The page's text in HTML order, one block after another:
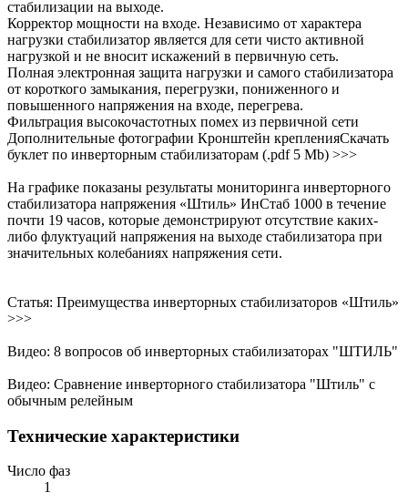
стабилизации на выходе.
Корректор мощности на входе. Независимо от характера
нагрузки стабилизатор является для сети чисто активной
нагрузкой и не вносит искажений в первичную сеть.
Полная электронная защита нагрузки и самого стабилизатора
от короткого замыкания, перегрузки, пониженного и
повышенного напряжения на входе, перегрева.
Фильтрация высокочастотных помех из первичной сети
Дополнительные фотографии Кронштейн крепленияСкачать
буклет по инверторным стабилизаторам (.pdf 5 Mb) >>>
На графике показаны результаты мониторинга инверторного
стабилизатора напряжения «Штиль» ИнСтаб 1000 в течение
почти 19 часов, которые демонстрируют отсутствие каких-
либо флуктуаций напряжения на выходе стабилизатора при
значительных колебаниях напряжения сети.
Статья: Преимущества инверторных стабилизаторов «Штиль»
>>>
Видео: 8 вопросов об инверторных стабилизаторах "ШТИЛЬ"
Видео: Сравнение инверторного стабилизатора "Штиль" с
обычным релейным
Технические характеристики
Число фаз
1